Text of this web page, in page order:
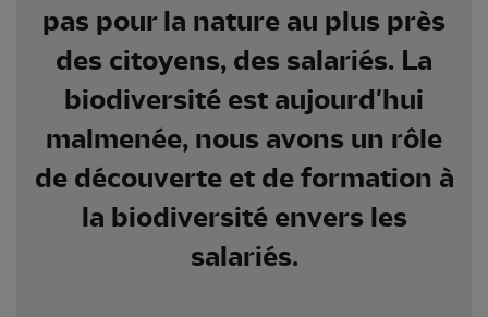
pas pour la nature au plus près
des citoyens, des salariés. La
biodiversité est aujourd'hui
malmenée, nous avons un rôle
de découverte et de formation à
la biodiversité envers les
salariés.